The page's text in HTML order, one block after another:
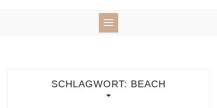
SCHLAGWORT: BEACH